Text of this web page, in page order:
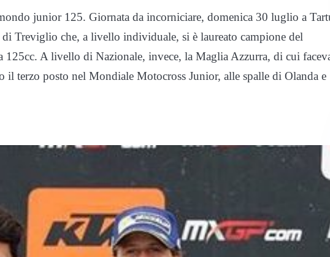
junior 125. Giornata da incorniciare, domenica 30 luglio a
Treviglio che, a livello individuale, si è laureato campione del
125cc. A livello di Nazionale, invece, la Maglia Azzurra, di cui
il terzo posto nel Mondiale Motocross Junior, alle spalle di Olanda e